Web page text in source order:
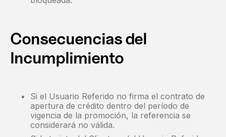
Consecuencias del
Incumplimiento
Si el Usuario Referido no firma el contrato de
apertura de crédito dentro del período de
vigencia de la promoción, la referencia se
considerará no válida.